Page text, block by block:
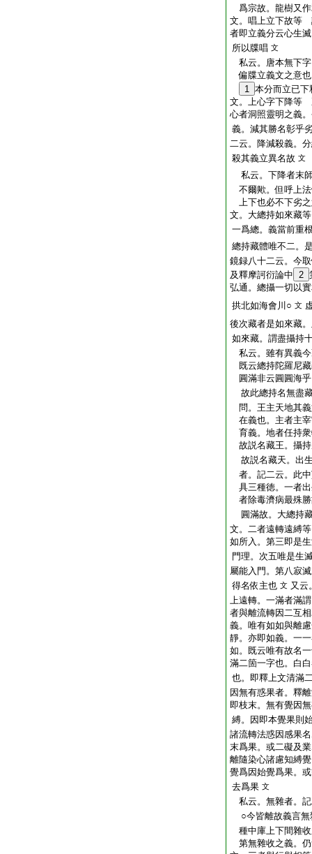
爲宗故。龍樹又
文。唱上立下故等
者即立義分云心生
所以牒唱 文
私云。唐本無下
偏牒立義文之意
1 本分而立已下
文。上心字下降等
心者洞照靈明之義
義。減其勝名彰乎
二云。降減殺義。
殺其義立異名故 文
私云。下降者末
不爾歟。但呼上
上下也必不下劣
文。大總持如來藏
一爲總。義當前重
總持藏體唯不二。
鏡録八十二云。今
及釋摩訶衍論中 2
弘通。總攝一切以
拱北如海會川○ 文
後次藏者是如來藏
如來藏。謂盡攝持
私云。雖有異義
既云總持陀羅尼
圓滿非云圓圓海
故此總持名無盡
問。王主天地其
在義也。主者主
育義。地者任持
故説名藏王。攝
故説名藏天。出
者。記二云。此
具三種徳。一者
者除毒濟病最殊
圓滿故。大總持
文。二者遠轉遠縛
如所入。第三即是
門理。次五唯是生
屬能入門。第八寂
得名依主也 文 又云
上遠轉。一滿者滿
者與離流轉因二互
義。唯有如如與離
靜。亦即如義。一
如。既云唯有故名
滿二箇一字也。白
也。即釋上文清滿
因無有惑果者。釋
即枝末。無有覺因
縛。因即本覺果則
諸流轉法惑因感果
末爲果。或二礙及
離隨染心諸慮知縛
覺爲因始覺爲果。
去爲果 文
私云。無雜者。
○今皆離故義言無
種中庫上下間雜
第無雜收之義。